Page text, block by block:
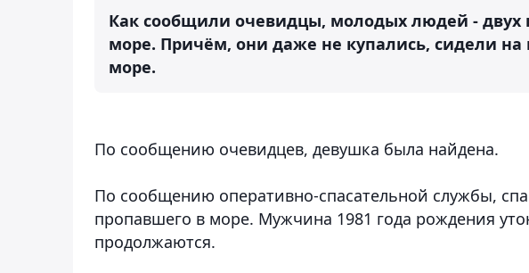
Как сообщили очевидцы, молодых людей - двух
море. Причём, они даже не купались, сидели
море.
По сообщению очевидцев, девушка была найдена.
По сообщению оперативно-спасательной службы,
пропавшего в море. Мужчина 1981 года рождения
продолжаются.